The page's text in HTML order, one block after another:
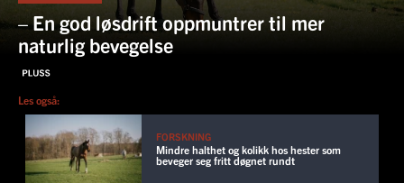
– En god løsdrift oppmuntrer til mer
naturlig bevegelse
Les også:
FORSKNING
Mindre halthet og kolikk hos hester som
beveger seg fritt døgnet rundt